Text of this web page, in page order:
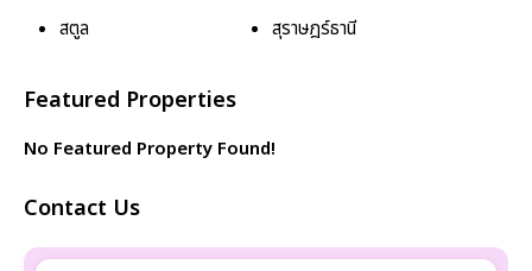
สตูล
สุราษฎร์ธานี
Featured Properties
No Featured Property Found!
Contact Us